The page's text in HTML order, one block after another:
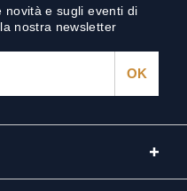
novità e sugli eventi di
nostra newsletter